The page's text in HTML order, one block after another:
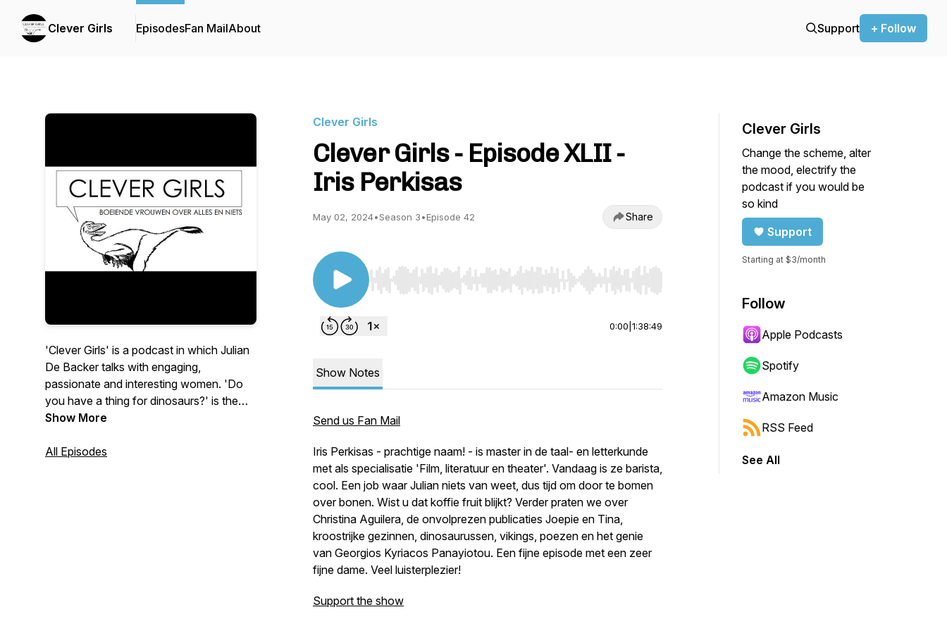
Clever Girls EpisodesFan MailAbout Support + Follow
'Clever Girls' is a podcast in which Julian
De Backer talks with engaging,
passionate and interesting women. 'Do
you have a thing for dinosaurs?' is the
one question that pops up in every
goes. Let's go! [Be warned, episodes are
Show More
All Episodes
Clever Girls
Clever Girls - Episode XLII -
Iris Perkisas
May 02, 2024•Season 3•Episode 42 Share
Use Left/Right to seek, Home/End to jump to start or end. Hold shift to jump forward or backward.
0:00 1:38:49
Show Notes
Send us Fan Mail
Iris Perkisas - prachtige naam! - is master in de taal- en letterkunde
met als specialisatie 'Film, literatuur en theater'. Vandaag is ze barista,
cool. Een job waar Julian niets van weet, dus tijd om door te bomen
over bonen. Wist u dat koffie fruit blijkt? Verder praten we over
Christina Aguilera, de onvolprezen publicaties Joepie en Tina,
kroostrijke gezinnen, dinosaurussen, vikings, poezen en het genie
van Georgios Kyriacos Panayiotou. Een fijne episode met een zeer
fijne dame. Veel luisterplezier!
Support the show
Clever Girls
Change the scheme, alter
the mood, electrify the
podcast if you would be
so kind
Support
Starting at $3/month
Follow
Apple Podcasts
Spotify
Amazon Music
RSS Feed
See All